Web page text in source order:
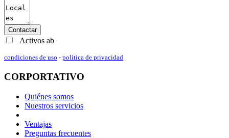
Contactar
Activos ab
condiciones de uso - politica de privacidad
CORPORTATIVO
Quiénes somos
Nuestros servicios
Ventajas
Preguntas frecuentes